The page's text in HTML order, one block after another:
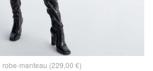
robe-manteau (229,00 €)